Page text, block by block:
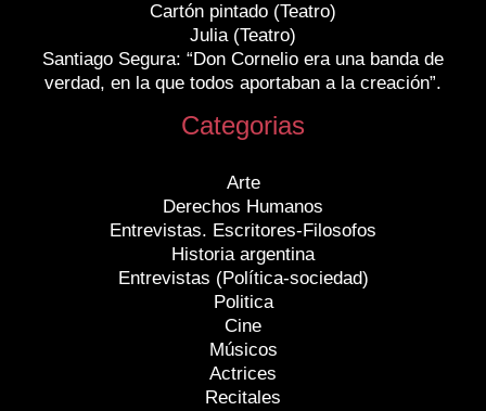
Cartón pintado (Teatro)
Julia (Teatro)
Santiago Segura: “Don Cornelio era una banda de
verdad, en la que todos aportaban a la creación”.
Categorias
Arte
Derechos Humanos
Entrevistas. Escritores-Filosofos
Historia argentina
Entrevistas (Política-sociedad)
Politica
Cine
Músicos
Actrices
Recitales